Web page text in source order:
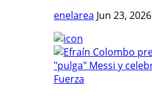
enelarea Jun 23, 2026